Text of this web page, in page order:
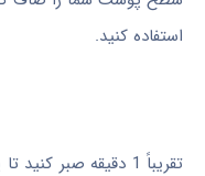
استفاده کنید.
تقریباً 1 دقیقه صبر